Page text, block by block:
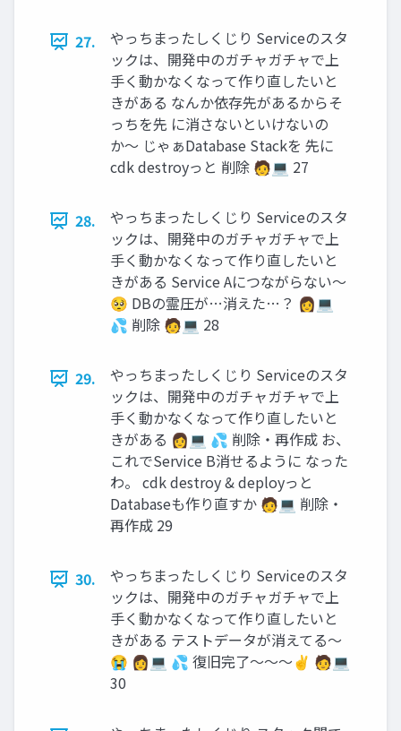
27.
やっちまったしくじり Serviceのスタ
ックは、開発中のガチャガチャで上
手く動かなくなって作り直したいと
きがある なんか依存先があるからそ
っちを先 に消さないといけないの
か〜 じゃぁDatabase Stackを 先に
cdk destroyっと 削除 🧑💻 27
28.
やっちまったしくじり Serviceのスタ
ックは、開発中のガチャガチャで上
手く動かなくなって作り直したいと
きがある Service Aにつながらない〜
🥺 DBの霊圧が…消えた…？ 👩💻
💦 削除 🧑💻 28
29.
やっちまったしくじり Serviceのスタ
ックは、開発中のガチャガチャで上
手く動かなくなって作り直したいと
きがある 👩💻 💦 削除・再作成 お、
これでService B消せるように なった
わ。 cdk destroy & deployっと
Databaseも作り直すか 🧑💻 削除・
再作成 29
30.
やっちまったしくじり Serviceのスタ
ックは、開発中のガチャガチャで上
手く動かなくなって作り直したいと
きがある テストデータが消えてる〜
😭 👩💻 💦 復旧完了〜〜〜✌ 🧑💻
30